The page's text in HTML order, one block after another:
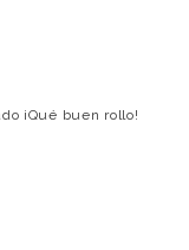
¡Qué buen rollo!